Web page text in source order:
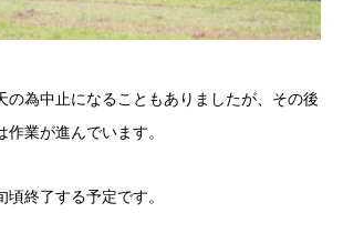
の為中止になることもありましたが、その後
業が進んでいます。
終了する予定です。